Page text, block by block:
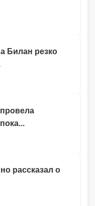
рассказал о
Билан резко